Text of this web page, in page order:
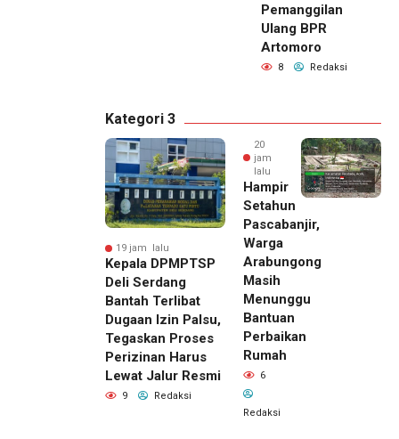
Pemanggilan
Ulang BPR
Artomoro
8 Redaksi
Kategori 3
19 jam lalu
Kepala DPMPTSP
Deli Serdang
Bantah Terlibat
Dugaan Izin Palsu,
Tegaskan Proses
Perizinan Harus
Lewat Jalur Resmi
9 Redaksi
20
jam
lalu
Hampir
Setahun
Pascabanjir,
Warga
Arabungong
Masih
Menunggu
Bantuan
Perbaikan
Rumah
6
Redaksi